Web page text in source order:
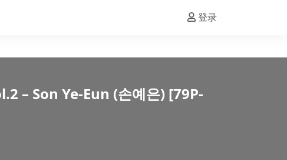
登录
– Son Ye-Eun (손예은) [79P-